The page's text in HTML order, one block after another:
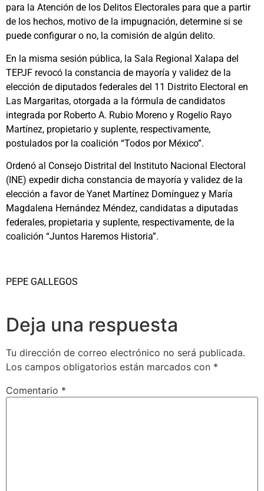
para la Atención de los Delitos Electorales para que a partir
de los hechos, motivo de la impugnación, determine si se
puede configurar o no, la comisión de algún delito.
En la misma sesión pública, la Sala Regional Xalapa del
TEPJF revocó la constancia de mayoría y validez de la
elección de diputados federales del 11 Distrito Electoral en
Las Margaritas, otorgada a la fórmula de candidatos
integrada por Roberto A. Rubio Moreno y Rogelio Rayo
Martínez, propietario y suplente, respectivamente,
postulados por la coalición “Todos por México”.
Ordenó al Consejo Distrital del Instituto Nacional Electoral
(INE) expedir dicha constancia de mayoría y validez de la
elección a favor de Yanet Martínez Domínguez y María
Magdalena Hernández Méndez, candidatas a diputadas
federales, propietaria y suplente, respectivamente, de la
coalición “Juntos Haremos Historia”.
PEPE GALLEGOS
Deja una respuesta
Tu dirección de correo electrónico no será publicada.
Los campos obligatorios están marcados con *
Comentario *